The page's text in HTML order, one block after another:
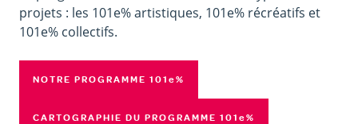
projets : les 101e% artistiques, 101e% récréatifs et
101e% collectifs.
NOTRE PROGRAMME 101 e%
CARTOGRAPHIE DU PROGRAMME 101 e%